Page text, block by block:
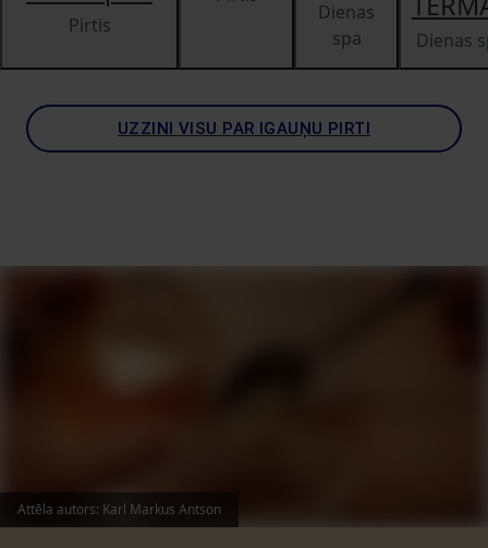
Pirtis
Dienas
spa
Dienas
UZZINI VISU PAR IGAUŅU PIRTI
Attēla autors: Karl Markus Antson